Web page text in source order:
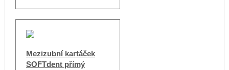
Mezizubní kartáček
SOFTdent přímý